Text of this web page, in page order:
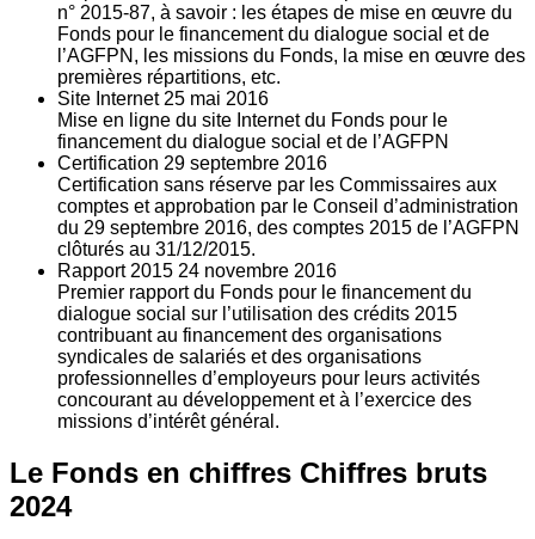
n° 2015-87, à savoir : les étapes de mise en œuvre du
Fonds pour le financement du dialogue social et de
l’AGFPN, les missions du Fonds, la mise en œuvre des
premières répartitions, etc.
Site Internet 25 mai 2016
Mise en ligne du site Internet du Fonds pour le
financement du dialogue social et de l’AGFPN
Certification 29 septembre 2016
Certification sans réserve par les Commissaires aux
comptes et approbation par le Conseil d’administration
du 29 septembre 2016, des comptes 2015 de l’AGFPN
clôturés au 31/12/2015.
Rapport 2015 24 novembre 2016
Premier rapport du Fonds pour le financement du
dialogue social sur l’utilisation des crédits 2015
contribuant au financement des organisations
syndicales de salariés et des organisations
professionnelles d’employeurs pour leurs activités
concourant au développement et à l’exercice des
missions d’intérêt général.
Le Fonds en chiffres Chiffres bruts
2024